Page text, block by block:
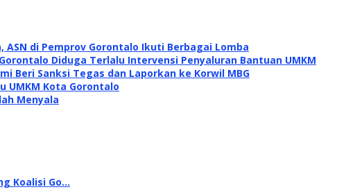
ASN di Pemprov Gorontalo Ikuti Berbagai Lomba
Diduga Terlalu Intervensi Penyaluran Bantuan UMKM
Beri Sanksi Tegas dan Laporkan ke Korwil MBG
UMKM Kota Gorontalo
Menyala
Koalisi Go…